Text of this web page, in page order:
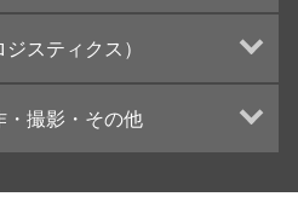
・印刷
・印刷
ット）
スティクス）
・撮影・その他